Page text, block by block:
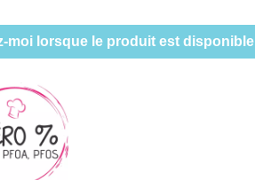
moi lorsque le produit est disponible